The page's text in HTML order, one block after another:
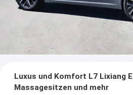
Luxus und Komfort L7 Lixiang
Massagesitzen und mehr